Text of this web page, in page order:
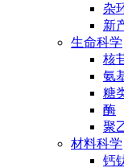
杂
新
生命科学
核
氨
糖
酶
聚
材料科学
钙